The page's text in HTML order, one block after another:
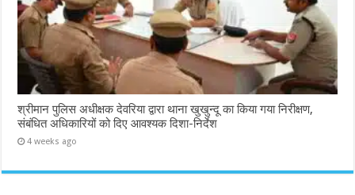
श्रीमान पुलिस अधीक्षक देवरिया द्वारा थाना खुखुन्दू का किया गया निरीक्षण,
संबंधित अधिकारियों को दिए आवश्यक दिशा-निर्देश
4 weeks ago